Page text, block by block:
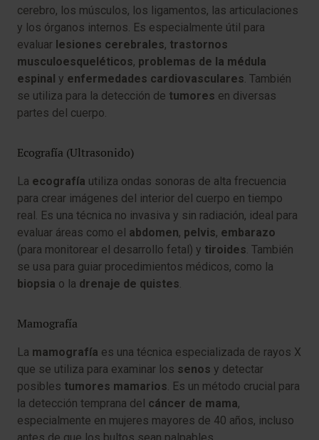
cerebro, los músculos, los ligamentos, las articulaciones
y los órganos internos. Es especialmente útil para
evaluar lesiones cerebrales, trastornos
musculoesqueléticos, problemas de la médula
espinal y enfermedades cardiovasculares. También
se utiliza para la detección de tumores en diversas
partes del cuerpo.
Ecografía (Ultrasonido)
La ecografía utiliza ondas sonoras de alta frecuencia
para crear imágenes del interior del cuerpo en tiempo
real. Es una técnica no invasiva y sin radiación, ideal para
evaluar áreas como el abdomen, pelvis, embarazo
(para monitorear el desarrollo fetal) y tiroides. También
se usa para guiar procedimientos médicos, como la
biopsia o la drenaje de quistes.
Mamografía
La mamografía es una técnica especializada de rayos X
que se utiliza para examinar los senos y detectar
posibles tumores mamarios. Es un método crucial para
la detección temprana del cáncer de mama,
especialmente en mujeres mayores de 40 años, incluso